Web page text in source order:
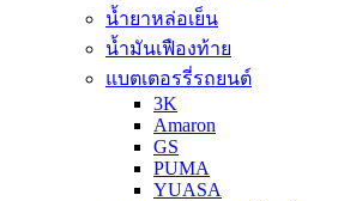
น้ำยาหล่อเย็น
น้ำมันเฟืองท้าย
แบตเตอรรี่รถยนต์
3K
Amaron
GS
PUMA
YUASA